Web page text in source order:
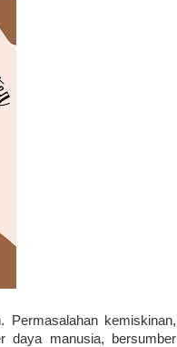
kemiskinan,
daya manusia, bersumber